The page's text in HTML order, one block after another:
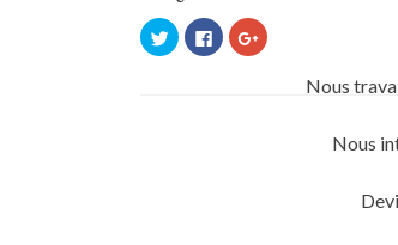
Cliquez
pour
partager
Cliquez
pour
partager
Facebook(ouvre
Cliquez
pour
Google+Nous
Nous